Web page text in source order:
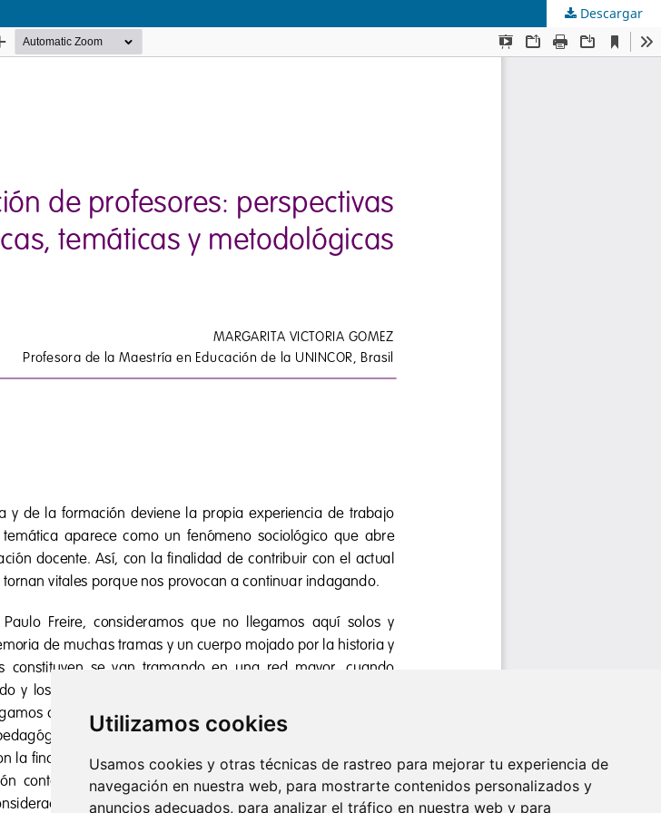
Utilizamos cookies
Usamos cookies y otras técnicas de rastreo para mejorar tu experiencia de
navegación en nuestra web, para mostrarte contenidos personalizados y
anuncios adecuados, para analizar el tráfico en nuestra web y para
Descargar